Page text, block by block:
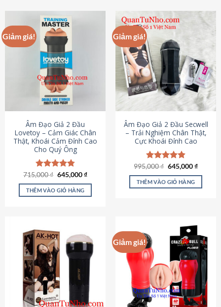
Giảm giá!
Âm Đạo Giả 2 Đầu
Lovetoy – Cảm Giác Chân
Thật, Khoái Cảm Đỉnh Cao
Cho Quý Ông
Được xếp
hạng4.79
5 sao
715,000₫ Giá
là:
715,000 ₫.
645,000₫Giá
tại
THÊM VÀO GIỎ HÀNG
Giảm giá!
Âm Đạo Giả 2 Đầu Secwell
– Trải Nghiệm Chân Thật,
Cực Khoái Đỉnh Cao
Được xếp
hạng4.88
5 sao
995,000₫ Giá
là:
995,000 ₫.
645,000₫Giá
tại
THÊM VÀO GIỎ HÀNG
Giảm giá!